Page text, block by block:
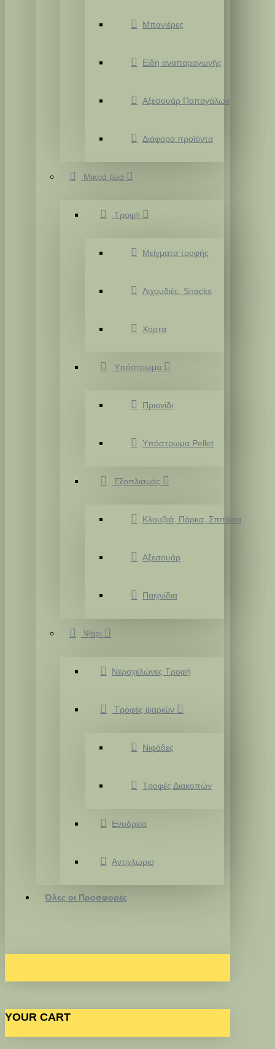
Μπανιέρες
Είδη αναπαραγωγής
Αξεσουάρ Παπαγάλων
Διάφορα προϊόντα
Μικρά ζώα
Τροφή
Μείγματα τροφής
Λιχουδιές, Snacks
Χόρτα
Υπόστρωμα
Πριονίδι
Υπόστρωμα Pellet
Εξοπλισμός
Κλουβιά, Πάρκα, Σπιτάκια
Αξεσουάρ
Παιχνίδια
Ψάρι
Νεροχελώνες Τροφή
Τροφές ψαριών
Νιφάδες
Τροφές Διακοπών
Ενυδρεία
Αντιχλώριο
Όλες οι Προσφορές
YOUR CART